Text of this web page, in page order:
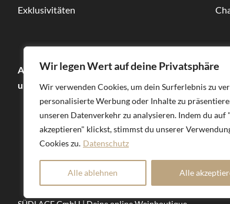
Wir legen Wert auf deine Privatsphäre
Wir verwenden Cookies, um dein Surferlebnis zu
personalisierte Werbung oder Inhalte zu
unseren Datenverkehr zu analysieren. Indem du auf
akzeptieren" klickst, stimmst du unserer
Cookies zu. Datenschutz
Alle ablehnen Alle
Exklusivitäten
Abgabe alkoholische Getränke an Kinder
und Jugendliche ist verboten!